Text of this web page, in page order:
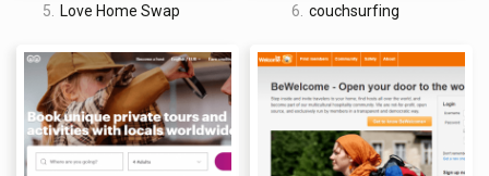
5. Love Home Swap 6. couchsurfing